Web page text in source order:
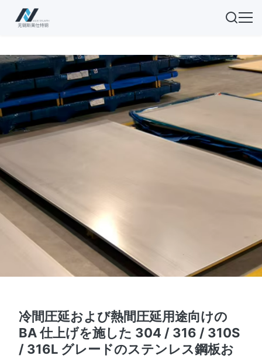
冷間圧延および熱間圧延用途向けの
BA 仕上げを施した 304 / 316 / 310S
/ 316L グレードのステンレス鋼板お